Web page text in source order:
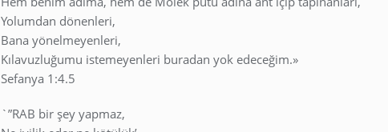
Yolumdan dönenleri,
Bana yönelmeyenleri,
Kılavuzluğumu istemeyenleri buradan yok edeceğim.»
Sefanya 1:4.5
`”RAB bir şey yapmaz,